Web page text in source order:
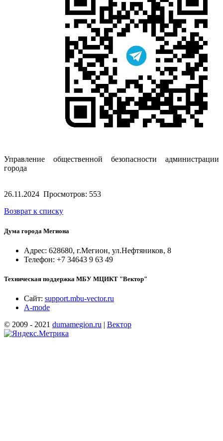
Управление общественной безопасности администрации
города
26.11.2024 Просмотров: 553
Возврат к списку
Дума города Мегиона
Адрес: 628680, г.Мегион, ул.Нефтяников, 8
Телефон: +7 34643 9 63 49
Техническая поддержка МБУ МЦИКТ "Вектор"
Сайт: support.mbu-vector.ru
A-mode
© 2009 - 2021 dumamegion.ru | Вектор